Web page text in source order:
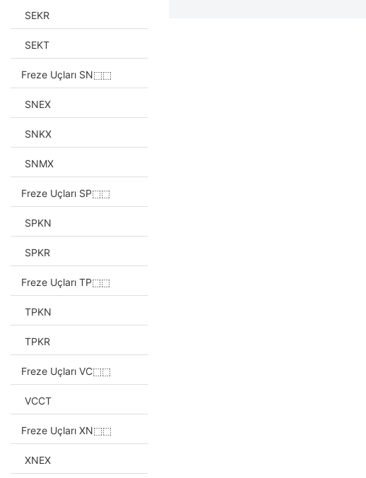
SEKR
SEKT
Freze Uçları SN⬚⬚
SNEX
SNKX
SNMX
Freze Uçları SP⬚⬚
SPKN
SPKR
Freze Uçları TP⬚⬚
TPKN
TPKR
Freze Uçları VC⬚⬚
VCCT
Freze Uçları XN⬚⬚
XNEX